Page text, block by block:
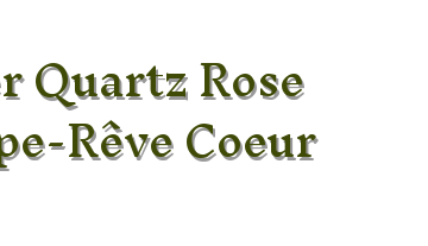
Quartz Rose
Rêve Coeur